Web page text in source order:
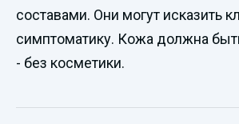
составами. Они могут исказить
симптоматику. Кожа должна
- без косметики.